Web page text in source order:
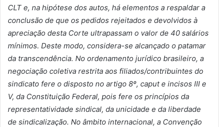
CLT e, na hipótese dos autos, há elementos a respaldar a
conclusão de que os pedidos rejeitados e devolvidos à
apreciação desta Corte ultrapassam o valor de 40 salários
mínimos. Deste modo, considera-se alcançado o patamar
da transcendência. No ordenamento jurídico brasileiro, a
negociação coletiva restrita aos filiados/contribuintes do
sindicato fere o disposto no artigo 8º, caput e incisos III e
V, da Constituição Federal, pois fere os princípios da
representatividade sindical, da unicidade e da liberdade
de sindicalização. No âmbito internacional, a Convenção